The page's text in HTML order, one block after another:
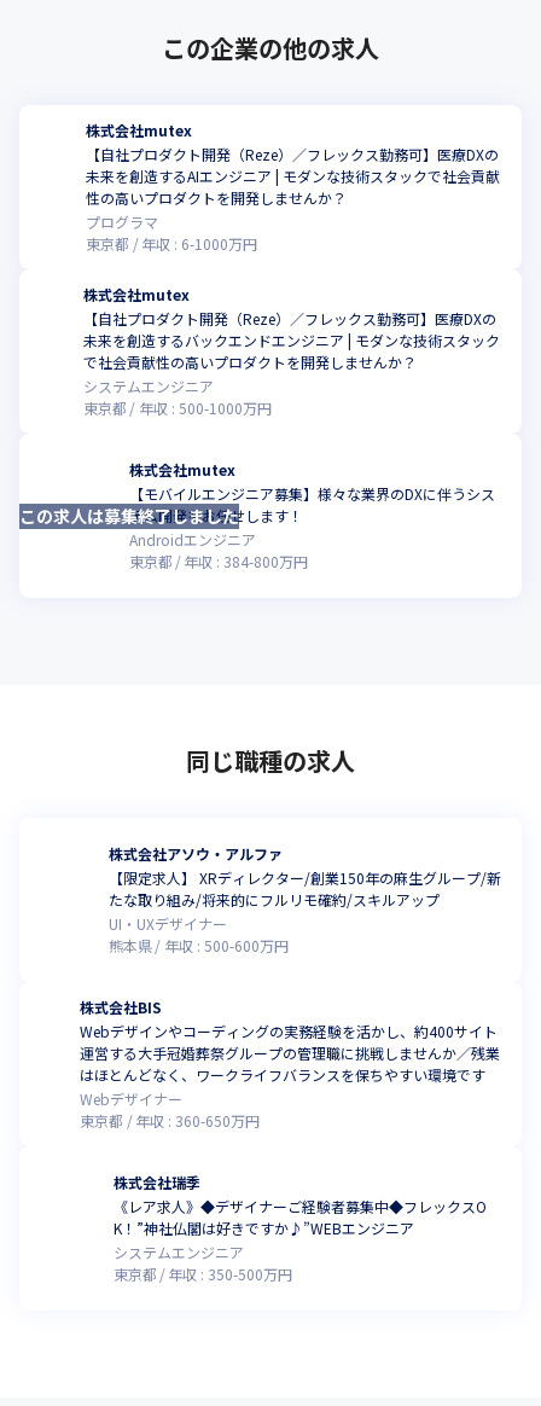
この企業の他の求人
株式会社mutex
【自社プロダクト開発（Reze）／フレックス勤務可】医療DXの
未来を創造するAIエンジニア | モダンな技術スタックで社会貢献
性の高いプロダクトを開発しませんか？
プログラマ
東京都
年収 : 6-1000万円
株式会社mutex
【自社プロダクト開発（Reze）／フレックス勤務可】医療DXの
未来を創造するバックエンドエンジニア | モダンな技術スタック
で社会貢献性の高いプロダクトを開発しませんか？
システムエンジニア
東京都
年収 : 500-1000万円
株式会社mutex
【モバイルエンジニア募集】様々な業界のDXに伴うシス
テム開発をお任せします！
Androidエンジニア
東京都
年収 : 384-800万円
この求人は募集終了しました
同じ職種の求人
株式会社アソウ・アルファ
【限定求人】 XRディレクター/創業150年の麻生グループ/新
たな取り組み/将来的にフルリモ確約/スキルアップ
UI・UXデザイナー
熊本県
年収 : 500-600万円
株式会社BIS
Webデザインやコーディングの実務経験を活かし、約400サイト
運営する大手冠婚葬祭グループの管理職に挑戦しませんか／残業
はほとんどなく、ワークライフバランスを保ちやすい環境です
Webデザイナー
東京都
年収 : 360-650万円
株式会社瑞季
《レア求人》◆デザイナーご経験者募集中◆フレックスO
K！”神社仏閣は好きですか♪”WEBエンジニア
システムエンジニア
東京都
年収 : 350-500万円